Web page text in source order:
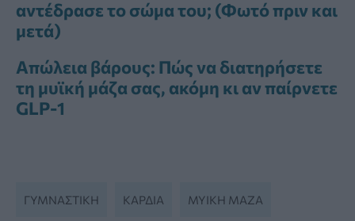
αντέδρασε το σώμα του; (Φωτό πριν και
μετά)
Απώλεια βάρους: Πώς να διατηρήσετε
τη μυϊκή μάζα σας, ακόμη κι αν παίρνετε
GLP-1
ΓΥΜΝΑΣΤΙΚΉ ΚΑΡΔΙΑ ΜΥΙΚΉ ΜΆΖΑ